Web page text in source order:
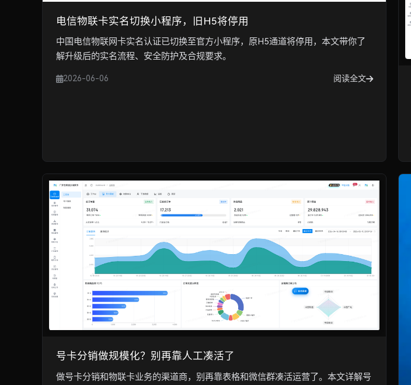
电信物联卡实名切换小程序，旧H5将停用
中国电信物联网卡实名认证已切换至官方小程序，原H5通道将停用，本文带你了
解升级后的实名流程、安全防护及合规要求。
2026-06-06 阅读全文
号卡分销做规模化？别再靠人工凑活了
做号卡分销和物联卡业务的渠道商，别再靠表格和微信群凑活运营了。本文详解号